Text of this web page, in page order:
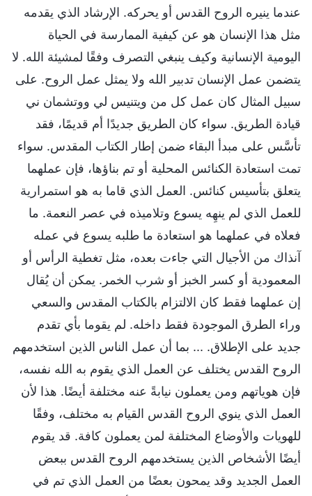
عندما ينيره الروح القدس أو يحركه. الإرشاد الذي يقدمه
مثل هذا الإنسان هو عن كيفية الممارسة في الحياة
اليومية الإنسانية وكيف ينبغي التصرف وفقًا لمشيئة الله. لا
يتضمن عمل الإنسان تدبير الله ولا يمثل عمل الروح. على
سبيل المثال كان عمل كل من ويتنيس لي ووتشمان ني
قيادة الطريق. سواء كان الطريق جديدًا أم قديمًا، فقد
تأسَّس على مبدأ البقاء ضمن إطار الكتاب المقدس. سواء
تمت استعادة الكنائس المحلية أو تم بناؤها، فإن عملهما
يتعلق بتأسيس كنائس. العمل الذي قاما به هو استمرارية
للعمل الذي لم ينهِه يسوع وتلاميذه في عصر النعمة. ما
فعلاه في عملهما هو استعادة ما طلبه يسوع في عمله
آنذاك من الأجيال التي جاءت بعده، مثل تغطية الرأس أو
المعمودية أو كسر الخبز أو شرب الخمر. يمكن أن يُقال
إن عملهما فقط كان الالتزام بالكتاب المقدس والسعي
وراء الطرق الموجودة فقط داخله. لم يقوما بأي تقدم
جديد على الإطلاق. ... بما أن عمل الناس الذين استخدمهم
الروح القدس يختلف عن العمل الذي يقوم به الله نفسه،
فإن هوياتهم ومن يعملون نيابةً عنه مختلفة أيضًا. هذا لأن
العمل الذي ينوي الروح القدس القيام به مختلف، وفقًا
للهويات والأوضاع المختلفة لمن يعملون كافة. قد يقوم
أيضًا الأشخاص الذين يستخدمهم الروح القدس ببعض
العمل الجديد وقد يمحون بعضًا من العمل الذي تم في